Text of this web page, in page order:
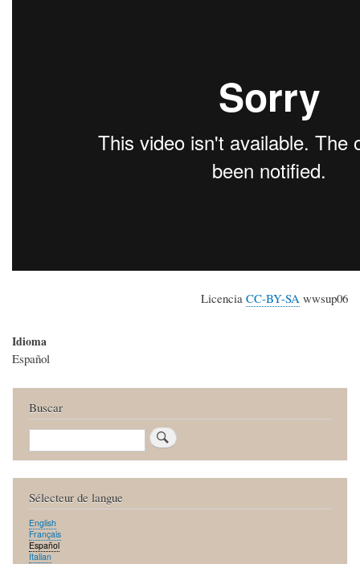
Licencia CC-BY-SA wwsup06
Idioma
Español
Buscar
Buscar
Sélecteur de langue
English
Français
Español
Italian